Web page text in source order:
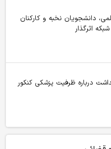
دانشجویان نخبه و کارکنان
اثرگذار
درباره ظرفیت پزشکی کنکور